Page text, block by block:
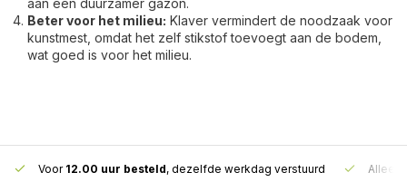
Beter voor het milieu: Klaver vermindert de noodzaak voor
kunstmest, omdat het zelf stikstof toevoegt aan de bodem,
wat goed is voor het milieu.
Voor 12.00 uur besteld, dezelfde werkdag verstuurd Alleen